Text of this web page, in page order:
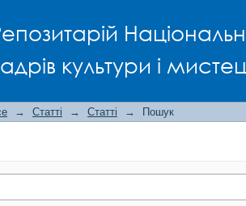
культури і
→ Статті → Статті → Пошук